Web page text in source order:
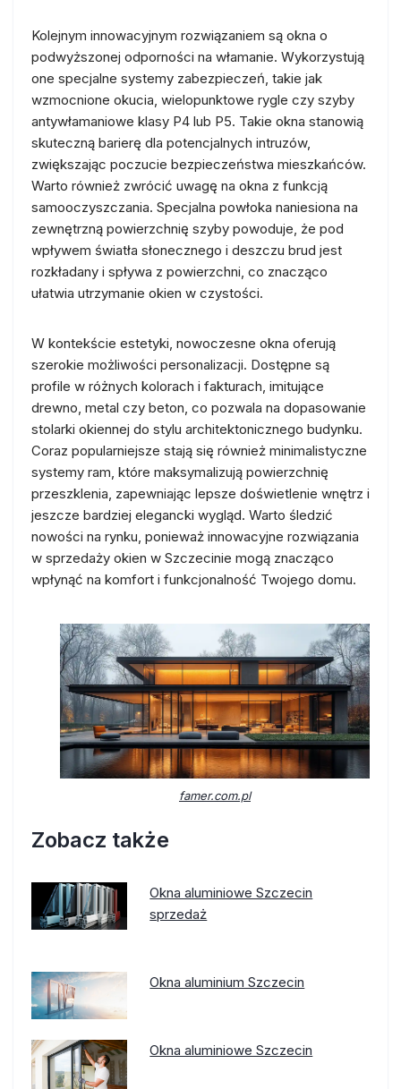
Kolejnym innowacyjnym rozwiązaniem są okna o
podwyższonej odporności na włamanie. Wykorzystują
one specjalne systemy zabezpieczeń, takie jak
wzmocnione okucia, wielopunktowe rygle czy szyby
antywłamaniowe klasy P4 lub P5. Takie okna stanowią
skuteczną barierę dla potencjalnych intruzów,
zwiększając poczucie bezpieczeństwa mieszkańców.
Warto również zwrócić uwagę na okna z funkcją
samooczyszczania. Specjalna powłoka naniesiona na
zewnętrzną powierzchnię szyby powoduje, że pod
wpływem światła słonecznego i deszczu brud jest
rozkładany i spływa z powierzchni, co znacząco
ułatwia utrzymanie okien w czystości.
W kontekście estetyki, nowoczesne okna oferują
szerokie możliwości personalizacji. Dostępne są
profile w różnych kolorach i fakturach, imitujące
drewno, metal czy beton, co pozwala na dopasowanie
stolarki okiennej do stylu architektonicznego budynku.
Coraz popularniejsze stają się również minimalistyczne
systemy ram, które maksymalizują powierzchnię
przeszklenia, zapewniając lepsze doświetlenie wnętrz i
jeszcze bardziej elegancki wygląd. Warto śledzić
nowości na rynku, ponieważ innowacyjne rozwiązania
w sprzedaży okien w Szczecinie mogą znacząco
wpłynąć na komfort i funkcjonalność Twojego domu.
famer.com.pl
Zobacz także
Okna aluminiowe Szczecin
sprzedaż
Okna aluminium Szczecin
Okna aluminiowe Szczecin